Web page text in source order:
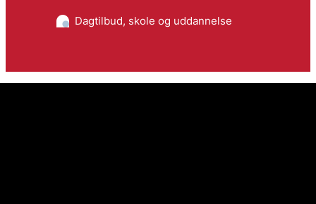
Dagtilbud, skole og uddannelse